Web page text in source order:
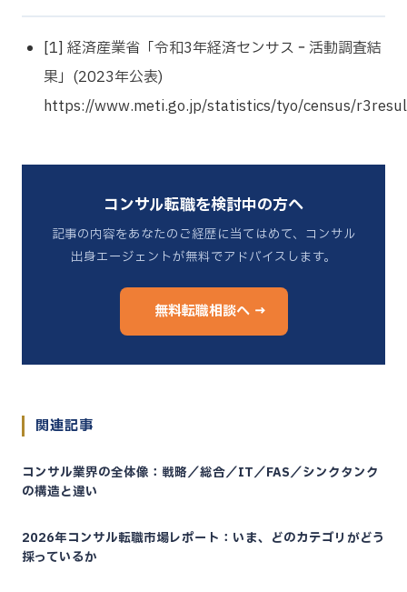
[1] 経済産業省「令和3年経済センサス‐活動調査結
果」(2023年公表)
https://www.meti.go.jp/statistics/tyo/census/
コンサル転職を検討中の方へ
記事の内容をあなたのご経歴に当てはめて、コンサル
出身エージェントが無料でアドバイスします。
無料転職相談へ →
関連記事
コンサル業界の全体像：戦略／総合／IT／FAS／シンクタンク
の構造と違い
2026年コンサル転職市場レポート：いま、どのカテゴリがどう
採っているか